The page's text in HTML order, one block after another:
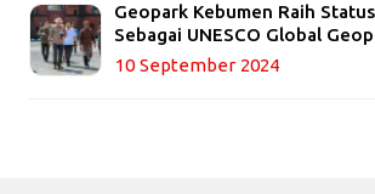
Geopark Kebumen Raih
Sebagai UNESCO Global
10 September 2024